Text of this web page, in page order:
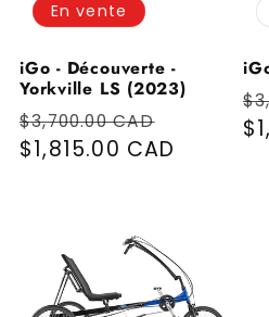
En vente
iGo - Découverte -
Yorkville LS (2023)
Prix habituel
$3,700.00 CAD
Prix
$1,815.00 CAD